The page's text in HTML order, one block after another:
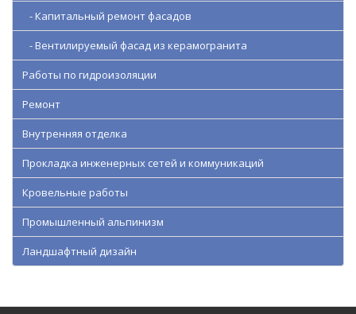
- Капитальный ремонт фасадов
- Вентилируемый фасад из керамогранита
Работы по гидроизоляции
Ремонт
Внутренняя отделка
Прокладка инженерных сетей и коммуникаций
Кровельные работы
Промышленный альпинизм
Ландшафтный дизайн